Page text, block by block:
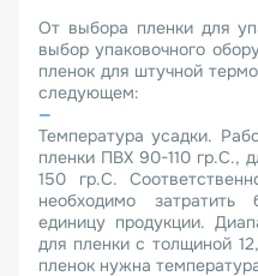
От выбора пленки для
выбор упаковочного
пленок для штучной
следующем:
Температура усадки.
пленки ПВХ 90-110 гр.С.,
150 гр.С.
необходимо затратить
единицу продукции.
для пленки с толщиной
пленок нужна